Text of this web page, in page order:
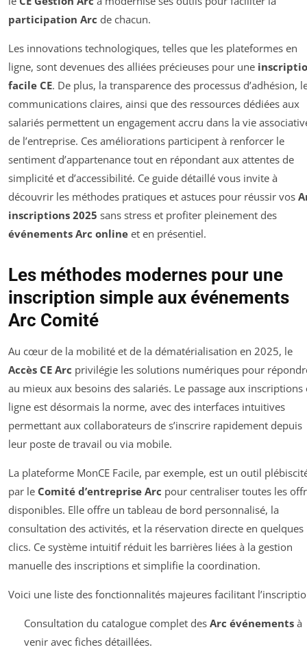
participation Arc de chacun.
Les innovations technologiques, telles que les plateformes en
ligne, sont devenues des alliées précieuses pour une
facile CE. De plus, la transparence des processus d’adhésion,
communications claires, ainsi que des ressources dédiées aux
salariés permettent un engagement accru dans la vie
de l’entreprise. Ces améliorations participent à renforcer le
sentiment d’appartenance tout en répondant aux attentes de
simplicité et d’accessibilité. Ce guide détaillé vous invite à
découvrir les méthodes pratiques et astuces pour réussir vos
inscriptions 2025 sans stress et profiter pleinement des
événements Arc online et en présentiel.
Les méthodes modernes pour une
inscription simple aux événements
Arc Comité
Au cœur de la mobilité et de la dématérialisation en 2025, le
Accès CE Arc privilégie les solutions numériques pour
au mieux aux besoins des salariés. Le passage aux inscriptions
ligne est désormais la norme, avec des interfaces intuitives
permettant aux collaborateurs de s’inscrire rapidement depuis
leur poste de travail ou via mobile.
La plateforme MonCE Facile, par exemple, est un outil
par le Comité d’entreprise Arc pour centraliser toutes les
disponibles. Elle offre un tableau de bord personnalisé, la
consultation des activités, et la réservation directe en quelques
clics. Ce système intuitif réduit les barrières liées à la gestion
manuelle des inscriptions et simplifie la coordination.
Voici une liste des fonctionnalités majeures facilitant
Consultation du catalogue complet des Arc événementsà
venir avec fiches détaillées.